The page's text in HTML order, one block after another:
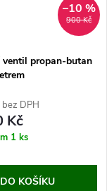
900 Kč
–10 %
ventil propan-butan
DPH
Kč
1 ks
DO KOŠÍKU